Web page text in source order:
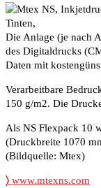
Die Anlage (je nach
des Digitaldrucks
Daten mit
Verarbeitbare
150 g/m2. Die
Als NS Flexpack 10
(Druckbreite 1070
(Bildquelle: Mtex)
〉 www.mtexns.com